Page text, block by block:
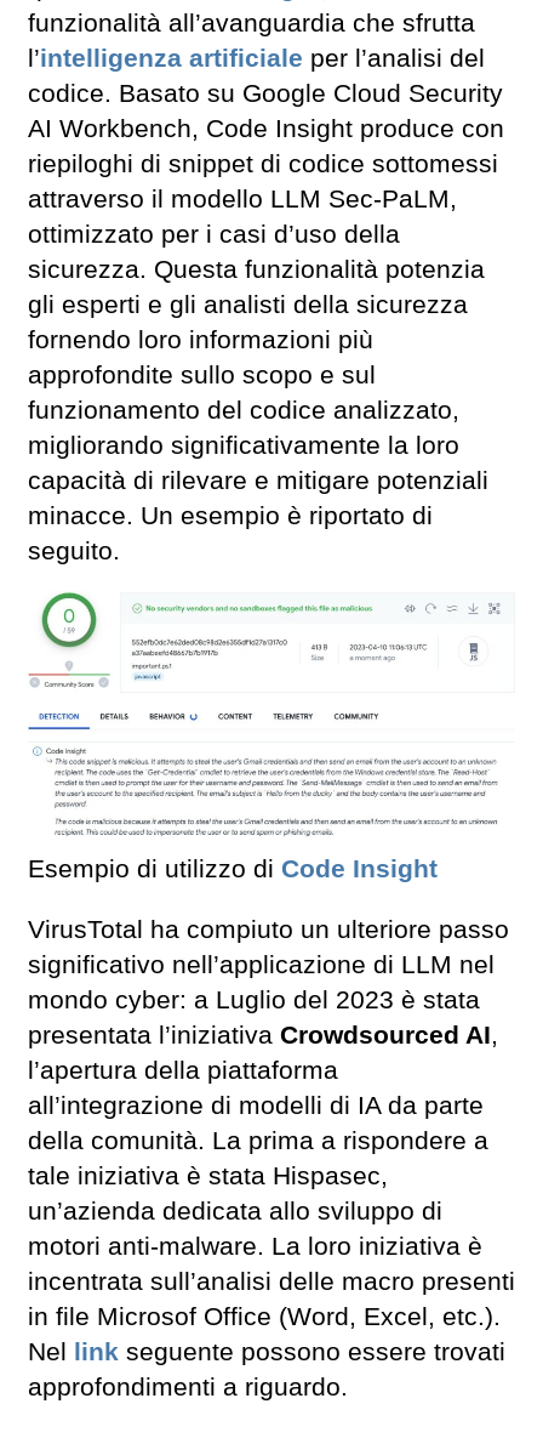
funzionalità all’avanguardia che sfrutta
l’intelligenza artificiale per l’analisi del
codice. Basato su Google Cloud Security
AI Workbench, Code Insight produce con
riepiloghi di snippet di codice sottomessi
attraverso il modello LLM Sec-PaLM,
ottimizzato per i casi d’uso della
sicurezza. Questa funzionalità potenzia
gli esperti e gli analisti della sicurezza
fornendo loro informazioni più
approfondite sullo scopo e sul
funzionamento del codice analizzato,
migliorando significativamente la loro
capacità di rilevare e mitigare potenziali
minacce. Un esempio è riportato di
seguito.
Esempio di utilizzo di Code Insight
VirusTotal ha compiuto un ulteriore passo
significativo nell’applicazione di LLM nel
mondo cyber: a Luglio del 2023 è stata
presentata l’iniziativa Crowdsourced AI,
l’apertura della piattaforma
all’integrazione di modelli di IA da parte
della comunità. La prima a rispondere a
tale iniziativa è stata Hispasec,
un’azienda dedicata allo sviluppo di
motori anti-malware. La loro iniziativa è
incentrata sull’analisi delle macro presenti
in file Microsof Office (Word, Excel, etc.).
Nel link seguente possono essere trovati
approfondimenti a riguardo.